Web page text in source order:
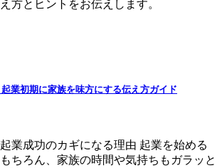
方とヒントをお伝えします。
起業初期に家族を味方にする伝え方ガイド
業成功のカギになる理由 起業を始める
ちろん、家族の時間や気持ちもガラッと